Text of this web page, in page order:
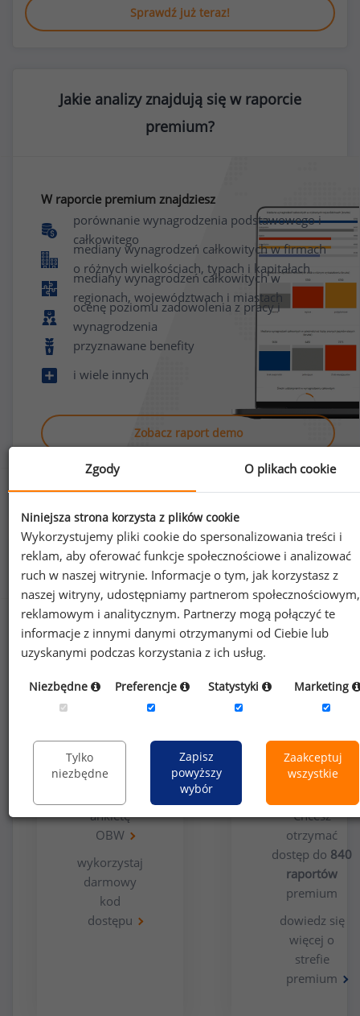
Sprawdź już teraz!
Jakie analizy znajdują się w raporcie
premium?
W raporcie premium znajdziesz
porównanie wynagrodzenia podstawowego i
całkowitego
mediany wynagrodzeń całkowitych w firmach
o różnych wielkościach, typach i kapitałach
mediany wynagrodzeń całkowitych w
regionach, województwach i miastach
ocenę poziomu zadowolenia z pracy i
wynagrodzenia
przyznawane benefity
i wiele innych
Zobacz raport demo
Jak uzyskać dostęp do raportu?
bezpłatna
ankietę
OBW
wykorzystaj
darmowy
kod
dostępu
użytkowników
premium
Chcesz
otrzymać
dostęp do 840
raportów
premium
dowiedz się
więcej o
strefie
premium
Zgody O plikach cookie
Niniejsza strona korzysta z plików cookie
Wykorzystujemy pliki cookie do spersonalizowania treści i
reklam, aby oferować funkcje społecznościowe i analizować
ruch w naszej witrynie. Informacje o tym, jak korzystasz z
naszej witryny, udostępniamy partnerom społecznościowym,
reklamowym i analitycznym. Partnerzy mogą połączyć te
informacje z innymi danymi otrzymanymi od Ciebie lub
uzyskanymi podczas korzystania z ich usług.
Niezbędne Preferencje Statystyki Marketing
Tylko
niezbędne
Zapisz
powyższy
wybór
Zaakceptuj
wszystkie